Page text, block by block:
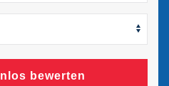
bewerten